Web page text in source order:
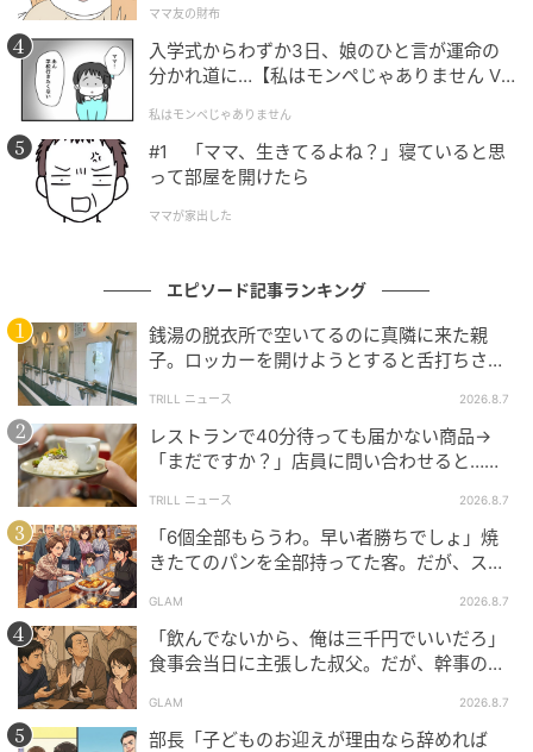
回りの末に、私の両親と義母は、ようやくちゃんと出
会えた気がしました。
（30代女性・パート）
本記事は、ハウコレ読者への独自アンケートに寄せら
れた実体験をもとに制作していますが、個人が特定さ
れないよう、一部設定を変更しています。
（ハウコレ編集部）
元記事で読む
次の記事
「なんか夫婦みたい」のひとことで動けなく
なった俺と、机に置いた合鍵の話
の記事をもっとみる
ママ友の財布
入学式からわずか3日、娘のひと言が運命の
分かれ道に…【私はモンペじゃありません Vo
私はモンペじゃありません
#1 「ママ、生きてるよね？」寝ていると思
って部屋を開けたら
ママが家出した
エピソード記事ランキング
銭湯の脱衣所で空いてるのに真隣に来た親
子。ロッカーを開けようとすると舌打ちさ
中で拍手」
TRILL ニュース 2026.8.7
レストランで40分待っても届かない商品→
「まだですか？」店員に問い合わせると…そ
せん」
TRILL ニュース 2026.8.7
「6個全部もらうわ。早い者勝ちでしょ」焼
きたてのパンを全部持ってた客。だが、スタ
GLAM 2026.8.7
「飲んでないから、俺は三千円でいいだろ」
食事会当日に主張した叔父。だが、幹事のい
GLAM 2026.8.7
部長「子どものお迎えが理由なら辞めれば